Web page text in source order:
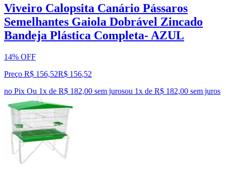
Viveiro Calopsita Canário Pássaros
Semelhantes Gaiola Dobrável Zincado
Bandeja Plástica Completa- AZUL
14% OFF
Preço R$ 156,52R$ 156,52
no Pix Ou 1x de R$ 182,00 sem jurosou 1x de R$ 182,00 sem juros